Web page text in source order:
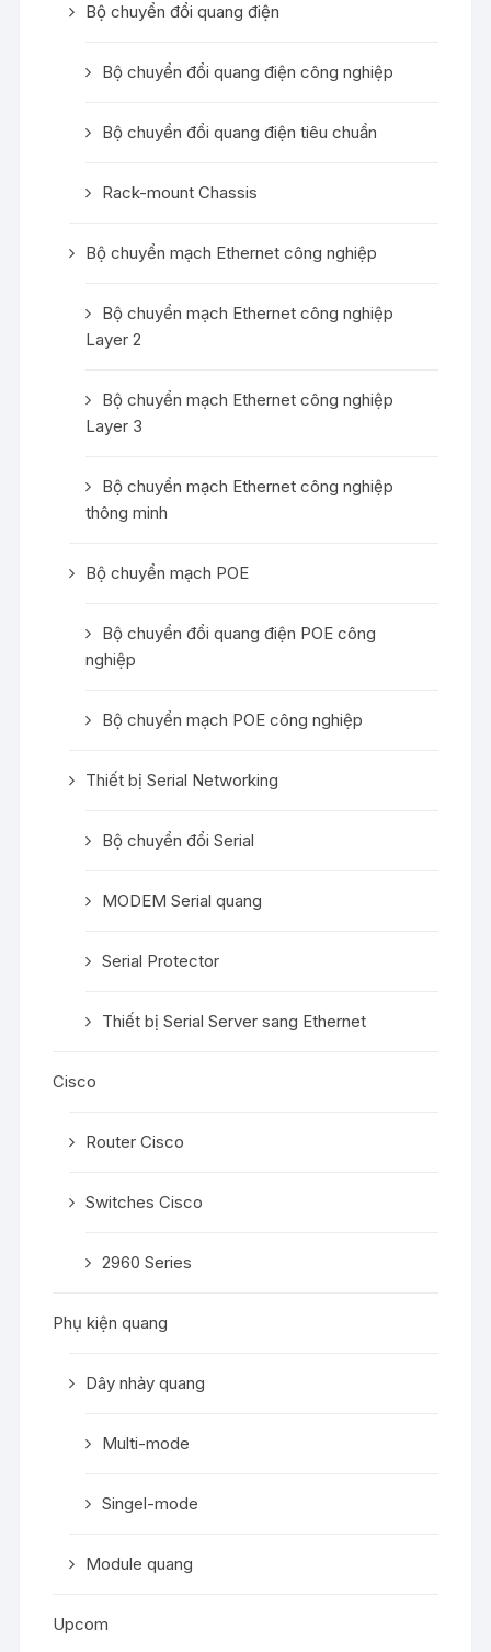
Bộ chuyển đổi quang điện
Bộ chuyển đổi quang điện công nghiệp
Bộ chuyển đổi quang điện tiêu chuẩn
Rack-mount Chassis
Bộ chuyển mạch Ethernet công nghiệp
Bộ chuyển mạch Ethernet công nghiệp
Layer 2
Bộ chuyển mạch Ethernet công nghiệp
Layer 3
Bộ chuyển mạch Ethernet công nghiệp
thông minh
Bộ chuyển mạch POE
Bộ chuyển đổi quang điện POE công
nghiệp
Bộ chuyển mạch POE công nghiệp
Thiết bị Serial Networking
Bộ chuyển đổi Serial
MODEM Serial quang
Serial Protector
Thiết bị Serial Server sang Ethernet
Cisco
Router Cisco
Switches Cisco
2960 Series
Phụ kiện quang
Dây nhảy quang
Multi-mode
Singel-mode
Module quang
Upcom